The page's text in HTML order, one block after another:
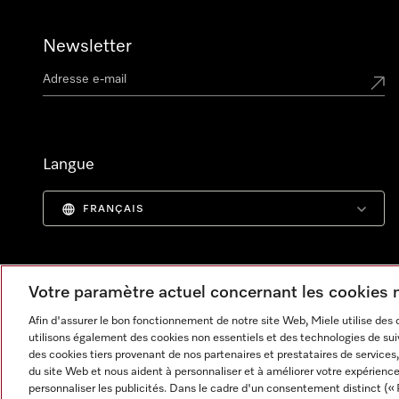
Newsletter
Langue
FRANÇAIS
Votre paramètre actuel concernant les
Afin d'assurer le bon fonctionnement de notre site Web, Miele utilise
utilisons également des cookies non essentiels et des technologies de
des cookies tiers provenant de nos partenaires et prestataires de
du site Web et nous aident à personnaliser et à améliorer votre
personnaliser les publicités. Dans le cadre d'un consentement distinct